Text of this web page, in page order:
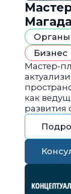
Органы
Бизнес
Мастер-
как
развития